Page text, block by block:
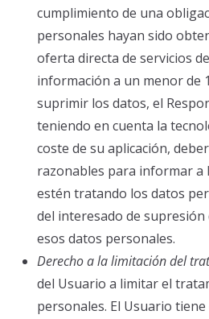
cumplimiento de una
personales hayan sido
oferta directa de servicios
información a un menor de
suprimir los datos, el
teniendo en cuenta la
coste de su aplicación,
razonables para informar a
estén tratando los datos
del interesado de supresión
esos datos personales.
Derecho a la limitación del
del Usuario a limitar el
personales. El Usuario